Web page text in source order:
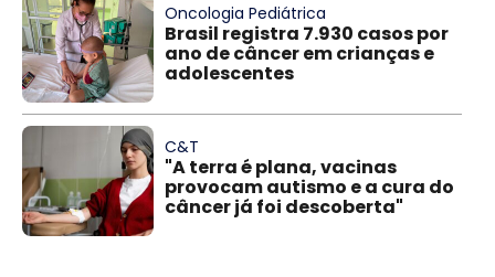
Oncologia Pediátrica
Brasil registra 7.930 casos por
ano de câncer em crianças e
adolescentes
C&T
"A terra é plana, vacinas
provocam autismo e a cura do
câncer já foi descoberta"